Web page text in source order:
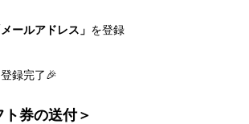
メールアドレス」 を登録
録完了🎉
券の送付＞